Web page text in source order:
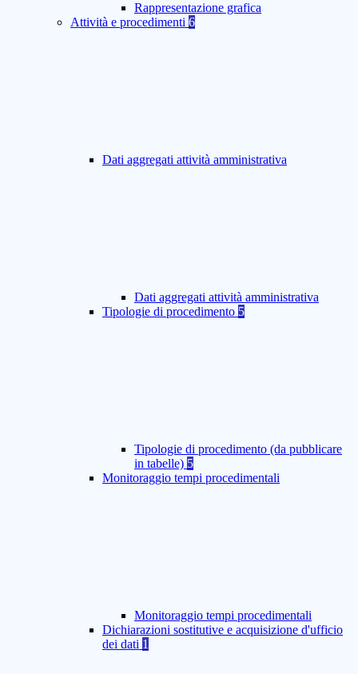
Rappresentazione grafica
Attività e procedimenti 6
Dati aggregati attività amministrativa
Dati aggregati attività amministrativa
Tipologie di procedimento 5
Tipologie di procedimento (da pubblicare
in tabelle) 5
Monitoraggio tempi procedimentali
Monitoraggio tempi procedimentali
Dichiarazioni sostitutive e acquisizione d'ufficio
dei dati 1